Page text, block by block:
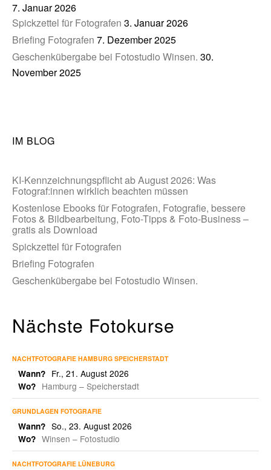
7. Januar 2026
Spickzettel für Fotografen 3. Januar 2026
Briefing Fotografen 7. Dezember 2025
Geschenkübergabe bei Fotostudio Winsen. 30.
November 2025
IM BLOG
KI-Kennzeichnungspflicht ab August 2026: Was
Fotograf:innen wirklich beachten müssen
Kostenlose Ebooks für Fotografen, Fotografie, bessere
Fotos & Bildbearbeitung, Foto-Tipps & Foto-Business –
gratis als Download
Spickzettel für Fotografen
Briefing Fotografen
Geschenkübergabe bei Fotostudio Winsen.
Nächste Fotokurse
NACHTFOTOGRAFIE HAMBURG SPEICHERSTADT
Wann? Fr., 21. August 2026
Wo? Hamburg – Speicherstadt
GRUNDLAGEN FOTOGRAFIE
Wann? So., 23. August 2026
Wo? Winsen – Fotostudio
NACHTFOTOGRAFIE LÜNEBURG